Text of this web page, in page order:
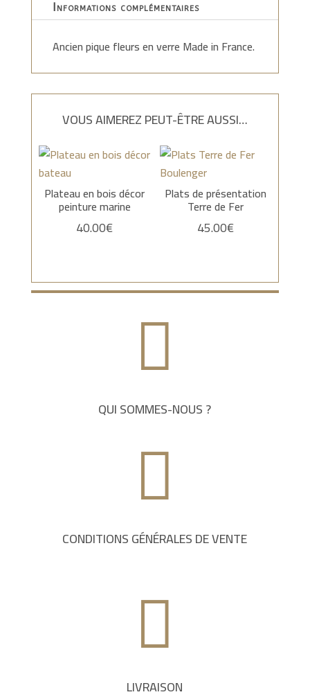
Informations complémentaires
Ancien pique fleurs en verre Made in France.
VOUS AIMEREZ PEUT-ÊTRE AUSSI…
Plateau en bois décor
peinture marine
40.00€
Plats de présentation
Terre de Fer
45.00€

QUI SOMMES-NOUS ?

CONDITIONS GÉNÉRALES DE VENTE

LIVRAISON